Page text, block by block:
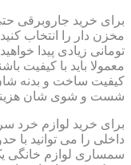
برای خرید جاروبرقی
تومانی زیادی پیدا
معمولا باید با کیفیت
کیفیت ساخت و بدنه شان
شست و شوی شان
برای خرید لوازم خرد
سمساری لوازم خانگی